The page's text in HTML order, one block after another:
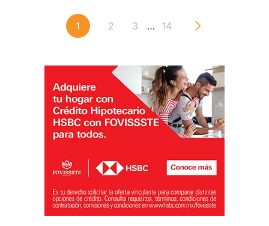
1 2 3 … 14